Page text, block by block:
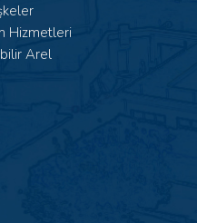
Hizmetleri
Arel